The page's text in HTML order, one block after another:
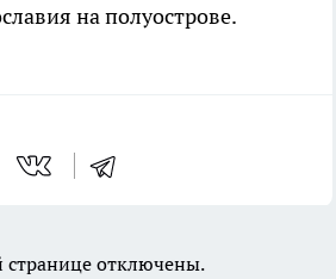
на полуострове.
отключены.